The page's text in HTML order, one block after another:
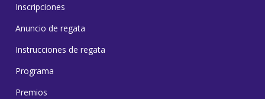
Inscripciones
Anuncio de regata
Instrucciones de regata
Programa
Premios